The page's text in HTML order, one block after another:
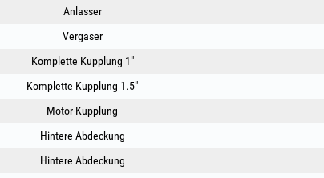
Anlasser
Vergaser
Komplette Kupplung 1"
Komplette Kupplung 1.5"
Motor-Kupplung
Hintere Abdeckung
Hintere Abdeckung